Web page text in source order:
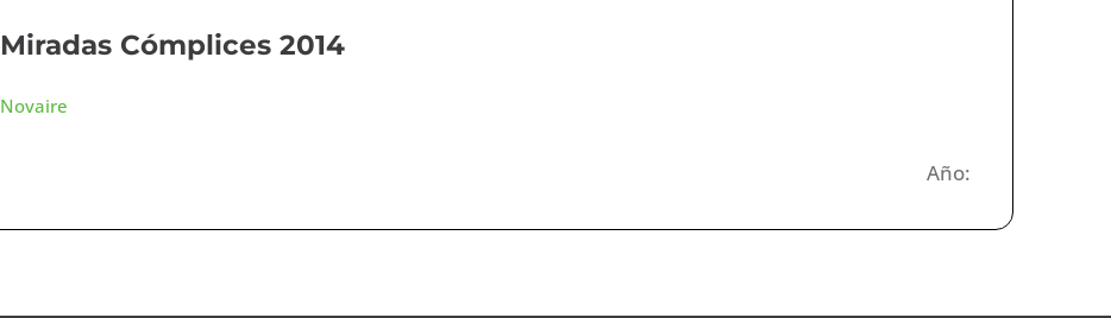
Miradas Cómplices 2014
Novaire
Año: